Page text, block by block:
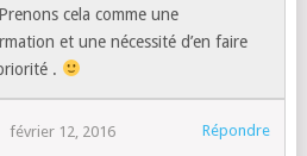
cela comme une
et une nécessité d’en faire
.
février 12, 2016 Répondre